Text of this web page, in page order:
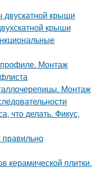
двускатной крыши
крыши
Монтаж
Монтаж
делать. Фикус,
правильно
керамической плитки.